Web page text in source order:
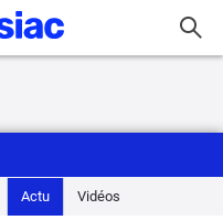
Actu Vidéos